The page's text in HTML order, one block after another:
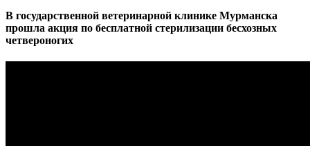
В государственной ветеринарной клинике Мурманска
прошла акция по бесплатной стерилизации бесхозных
четвероногих